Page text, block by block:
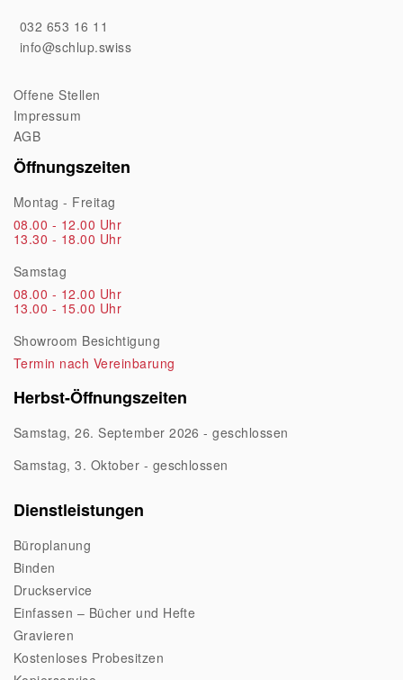
032 653 16 11
info@schlup.swiss
Offene Stellen
Impressum
AGB
Öffnungszeiten
Montag - Freitag
08.00 - 12.00 Uhr
13.30 - 18.00 Uhr
Samstag
08.00 - 12.00 Uhr
13.00 - 15.00 Uhr
Showroom Besichtigung
Termin nach Vereinbarung
Herbst-Öffnungszeiten
Samstag, 26. September 2026 - geschlossen
Samstag, 3. Oktober - geschlossen
Dienstleistungen
Büroplanung
Binden
Druckservice
Einfassen – Bücher und Hefte
Gravieren
Kostenloses Probesitzen